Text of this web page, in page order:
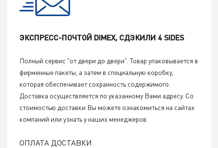
ЭКСПРЕСС-ПОЧТОЙ DIMEX, СДЭКИЛИ 4 SIDES
Полный сервис "от двери до двери". Товар упаковывается в
фирменные пакеты, а затем в специальную коробку,
которая обеспечивает сохранность содержимого.
Доставка осуществляется по указанному Вами адресу. Со
стоимостью доставки Вы можете ознакомиться на сайтах
компаний или узнатьу наших менеджеров.
ОПЛАТА ДОСТАВКИ